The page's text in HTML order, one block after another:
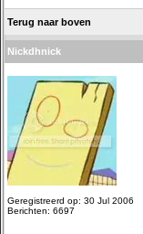
Terug naar boven
Nickdhnick
Geregistreerd op: 30 Jul 2006
Berichten: 6697